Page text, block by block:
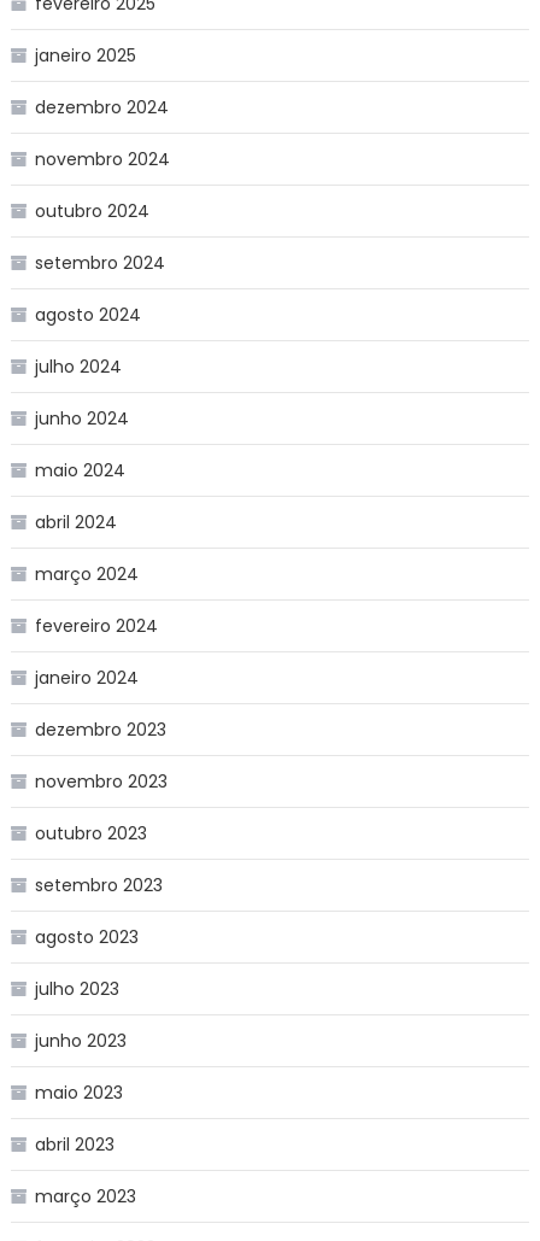
janeiro 2025
dezembro 2024
novembro 2024
outubro 2024
setembro 2024
agosto 2024
julho 2024
junho 2024
maio 2024
abril 2024
março 2024
fevereiro 2024
janeiro 2024
dezembro 2023
novembro 2023
outubro 2023
setembro 2023
agosto 2023
julho 2023
junho 2023
maio 2023
abril 2023
março 2023